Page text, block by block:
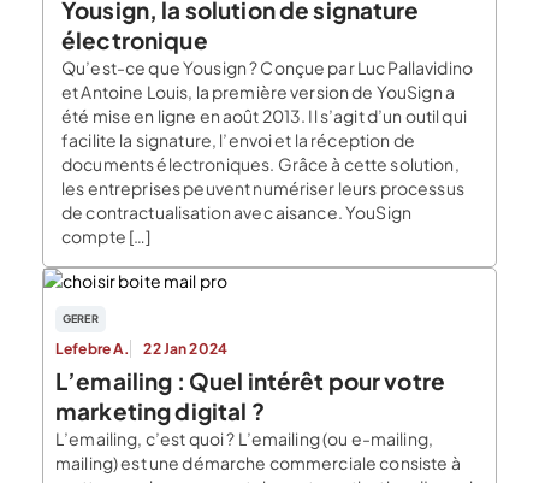
Yousign, la solution de signature
électronique
Qu’est-ce que Yousign ? Conçue par Luc Pallavidino
et Antoine Louis, la première version de YouSign a
été mise en ligne en août 2013. Il s’agit d’un outil qui
facilite la signature, l’envoi et la réception de
documents électroniques. Grâce à cette solution,
les entreprises peuvent numériser leurs processus
de contractualisation avec aisance. YouSign
compte […]
GERER
Lefebre A. 22 Jan 2024
L’emailing : Quel intérêt pour votre
marketing digital ?
L’emailing, c’est quoi ? L’emailing (ou e-mailing,
mailing) est une démarche commerciale consiste à